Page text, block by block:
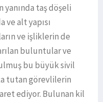
yanında taş döşeli
alt yapısı
ve işliklerin de
buluntular ve
bu büyük sivil
tutan görevlilerin
ediyor. Bulunan kil